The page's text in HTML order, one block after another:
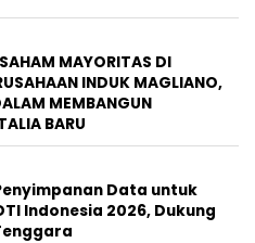
MAYORITAS DI
INDUK MAGLIANO,
MEMBANGUN
BARU
Data untuk
Indonesia 2026, Dukung